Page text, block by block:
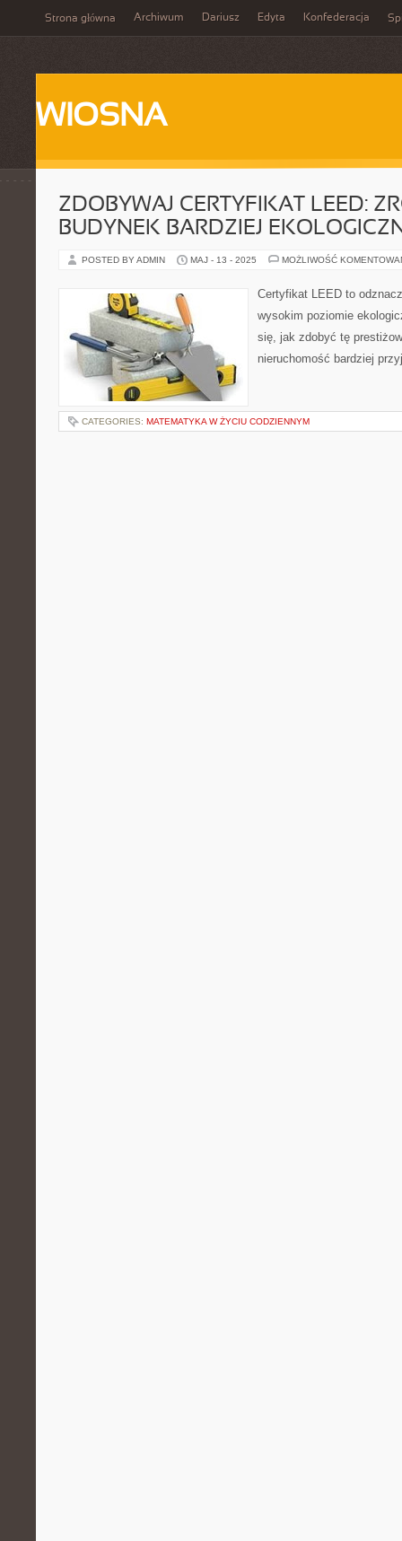
Strona główna Archiwum Dariusz Edyta Konfederacja
WIOSNA
ZDOBYWAJ CERTYFIKAT LEED:
BUDYNEK BARDZIEJ
POSTED BY ADMIN MAJ - 13 - 2025 MOŻLIWOŚĆ
Certyfikat LEED to
wysokim poziomie
się, jak zdobyć tę
nieruchomość bardziej
CATEGORIES: MATEMATYKA W ŻYCIU CODZIENNYM